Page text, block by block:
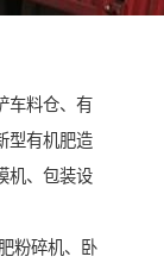
车料仓、有
型有机肥造
机、包装设
粉碎机、卧